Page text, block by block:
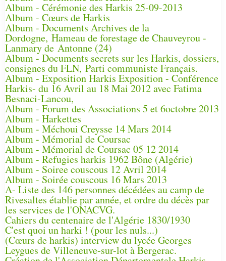
Album - Cérémonie des Harkis 25-09-2013
Album - Cœurs de Harkis
Album - Documents Archives de la
Dordogne, Hameau de forestage de Chauveyrou -
Lanmary de Antonne (24)
Album - Documents secrets sur les Harkis, dossiers,
consignes du FLN, Parti communiste Français.
Album - Exposition Harkis Exposition - Conférence
Harkis- du 16 Avril au 18 Mai 2012 avec Fatima
Besnaci-Lancou,
Album - Forum des Associations 5 et 6octobre 2013
Album - Harkettes
Album - Méchoui Creysse 14 Mars 2014
Album - Mémorial de Coursac
Album - Mémorial de Coursac 05 12 2014
Album - Refugies harkis 1962 Bône (Algérie)
Album - Soiree couscous 12 Avril 2014
Album - Soirée couscous 16 Mars 2013
A- Liste des 146 personnes décédées au camp de
Rivesaltes établie par année, et ordre du décès par
les services de l'ONACVG.
Cahiers du centenaire de l'Algérie 1830/1930
C'est quoi un harki ! (pour les nuls...)
(Cœurs de harkis) interview du lycée Georges
Leygues de Villeneuve-sur-lot à Bergerac.